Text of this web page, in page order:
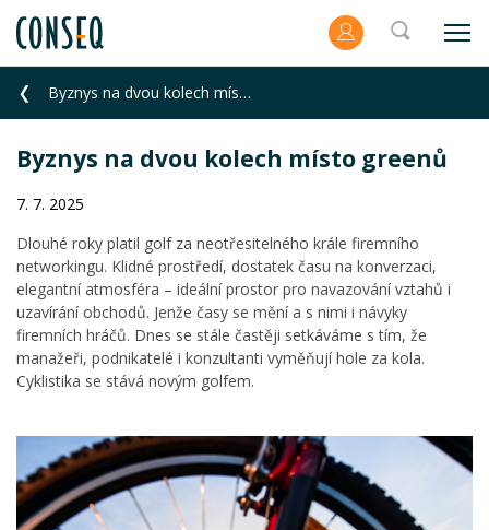
Byznys na dvou kolech místo greenů
Byznys na dvou kolech místo greenů
7. 7. 2025
Dlouhé roky platil golf za neotřesitelného krále firemního
networkingu. Klidné prostředí, dostatek času na konverzaci,
elegantní atmosféra – ideální prostor pro navazování vztahů i
uzavírání obchodů. Jenže časy se mění a s nimi i návyky
firemních hráčů. Dnes se stále častěji setkáváme s tím, že
manažeři, podnikatelé i konzultanti vyměňují hole za kola.
Cyklistika se stává novým golfem.